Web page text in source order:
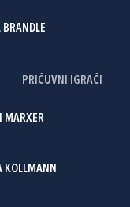
BRANDLE
PRIČUVNI IGRAČI
MARXER
KOLLMANN